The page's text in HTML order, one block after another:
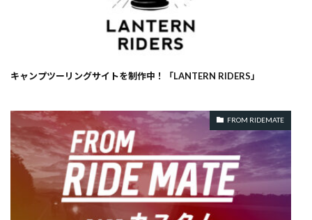
キャンプツーリングサイトを制作中！「LANTERN RIDERS」
FROM RIDEMATE